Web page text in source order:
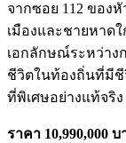
จากซอย 112 ของ
เมืองและชายหาด
เอกลักษณ์ระหว่าง
ชีวิตในท้องถิ่นที่มี
ที่พิเศษอย่างแท้จริง
ราคา 10,990,000